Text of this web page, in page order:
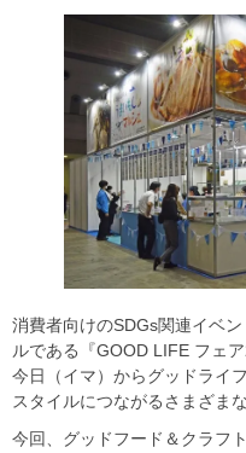
消費者向けのSDGs関連イベ
ルである『GOOD LIFE フェ
今日（イマ）からグッドライ
スタイルにつながるさまざま
今回、グッドフード＆クラフ